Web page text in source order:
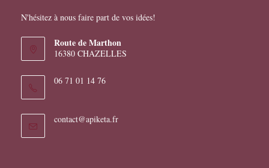
N'hésitez à nous faire part de vos idées!
Route de Marthon
16380 CHAZELLES
06 71 01 14 76
contact@apiketa.frS’ouvre